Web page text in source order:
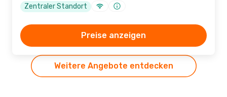
Zentraler Standort
Preise anzeigen
Weitere Angebote entdecken